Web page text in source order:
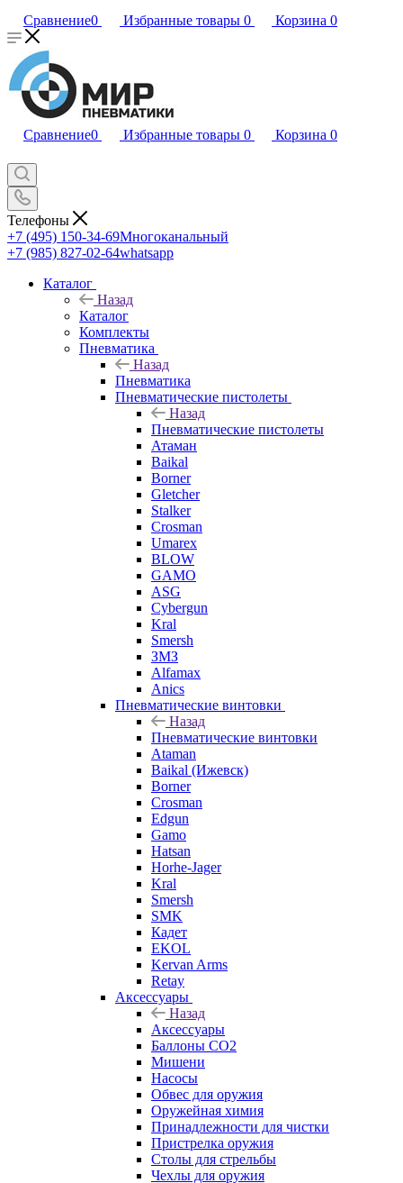
Сравнение0 Избранные товары 0 Корзина 0
Сравнение0 Избранные товары 0 Корзина 0
Телефоны
+7 (495) 150-34-69Многоканальный
+7 (985) 827-02-64whatsapp
Каталог
Назад
Каталог
Комплекты
Пневматика
Назад
Пневматика
Пневматические пистолеты
Назад
Пневматические пистолеты
Атаман
Baikal
Borner
Gletcher
Stalker
Crosman
Umarex
BLOW
GAMO
ASG
Cybergun
Kral
Smersh
ЗМЗ
Alfamax
Anics
Пневматические винтовки
Назад
Пневматические винтовки
Ataman
Baikal (Ижевск)
Borner
Crosman
Edgun
Gamo
Hatsan
Horhe-Jager
Kral
Smersh
SMK
Кадет
EKOL
Kervan Arms
Retay
Аксессуары
Назад
Аксессуары
Баллоны СО2
Мишени
Насосы
Обвес для оружия
Оружейная химия
Принадлежности для чистки
Пристрелка оружия
Столы для стрельбы
Чехлы для оружия